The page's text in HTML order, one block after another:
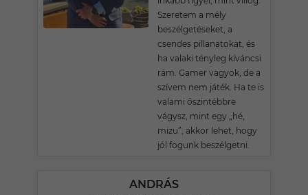
Szeretem a mély
beszélgetéseket, a
csendes pillanatokat, és
ha valaki tényleg kíváncsi
rám. Gamer vagyok, de a
szívem nem játék. Ha te is
valami őszintébbre
vágysz, mint egy „hé,
mizu”, akkor lehet, hogy
jól fogunk beszélgetni.
ANDRÁS